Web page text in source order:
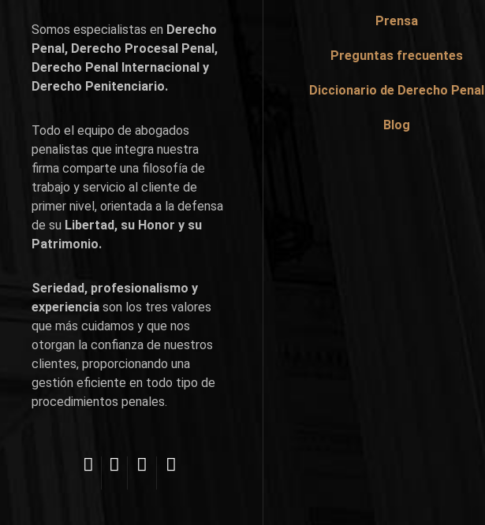
Somos especialistas en Derecho
Penal, Derecho Procesal Penal,
Derecho Penal Internacional y
Derecho Penitenciario.
Todo el equipo de abogados
penalistas que integra nuestra
firma comparte una filosofía de
trabajo y servicio al cliente de
primer nivel, orientada a la defensa
de su Libertad, su Honor y su
Patrimonio.
Seriedad, profesionalismo y
experiencia son los tres valores
que más cuidamos y que nos
otorgan la confianza de nuestros
clientes, proporcionando una
gestión eficiente en todo tipo de
procedimientos penales.
Prensa
Preguntas frecuentes
Diccionario de Derecho Penal
Blog